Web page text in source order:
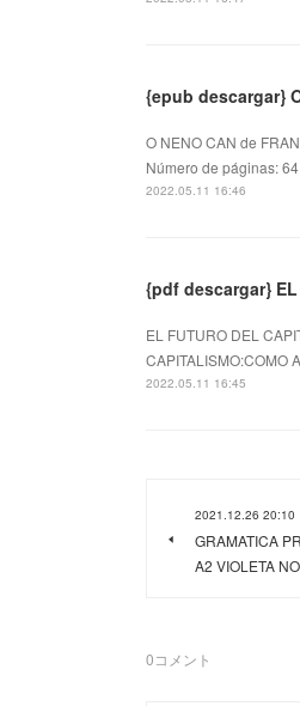
{epub descargar}
O NENO CAN de
Número de páginas: 64
2022.05.11 16:46
{pdf descargar} EL
EL FUTURO DEL
CAPITALISMO:COMO
2022.05.11 16:45
2021.12.26 20:10
GRAMATICA
A2 VIOLETA
0コメント